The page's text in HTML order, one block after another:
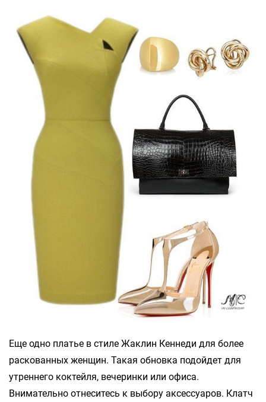
Еще одно платье в стиле Жаклин Кеннеди для более
раскованных женщин. Такая обновка подойдет для
утреннего коктейля, вечеринки или офиса.
Внимательно отнеситесь к выбору аксессуаров. Клатч